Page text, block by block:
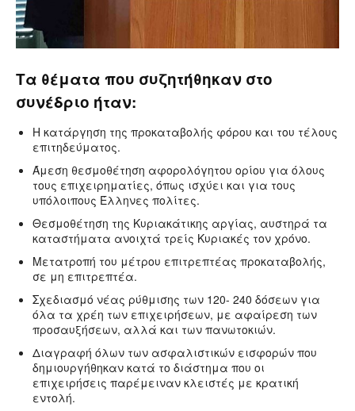
Τα θέματα που συζητήθηκαν στο
συνέδριο ήταν:
Η κατάργηση της προκαταβολής φόρου και του τέλους
επιτηδεύματος.
Άμεση θεσμοθέτηση αφορολόγητου ορίου για όλους
τους επιχειρηματίες, όπως ισχύει και για τους
υπόλοιπους Έλληνες πολίτες.
Θεσμοθέτηση της Κυριακάτικης αργίας, αυστηρά τα
καταστήματα ανοιχτά τρείς Κυριακές τον χρόνο.
Μετατροπή του μέτρου επιτρεπτέας προκαταβολής,
σε μη επιτρεπτέα.
Σχεδιασμό νέας ρύθμισης των 120- 240 δόσεων για
όλα τα χρέη των επιχειρήσεων, με αφαίρεση των
προσαυξήσεων, αλλά και των πανωτοκιών.
Διαγραφή όλων των ασφαλιστικών εισφορών που
δημιουργήθηκαν κατά το διάστημα που οι
επιχειρήσεις παρέμειναν κλειστές με κρατική
εντολή.